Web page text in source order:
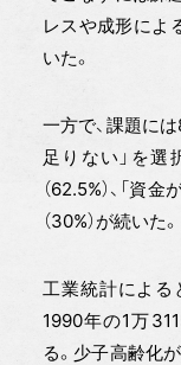
レスや成形によ
いた。
一方で、課題には
足りない」を選
（62.5%）、「資
（30%）が続いた。
工業統計による
1990年の1万
る。少子高齢化